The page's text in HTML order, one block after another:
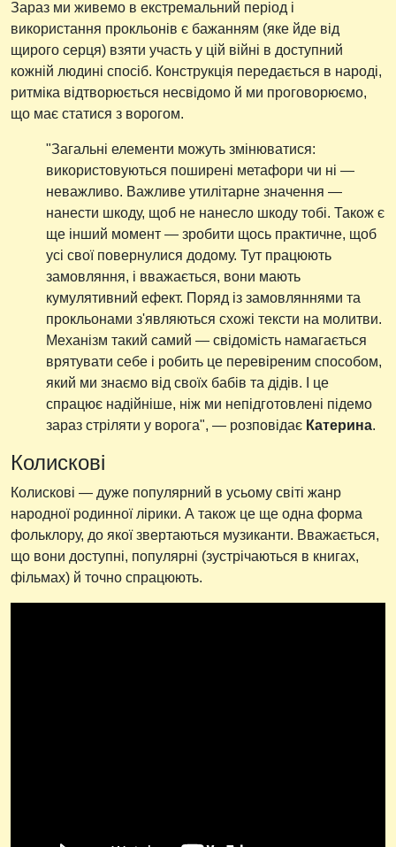
Зараз ми живемо в екстремальний період і
використання прокльонів є бажанням (яке йде від
щирого серця) взяти участь у цій війні в доступний
кожній людині спосіб. Конструкція передається в народі,
ритміка відтворюється несвідомо й ми проговорюємо,
що має статися з ворогом.
"Загальні елементи можуть змінюватися:
використовуються поширені метафори чи ні —
неважливо. Важливе утилітарне значення —
нанести шкоду, щоб не нанесло шкоду тобі. Також є
ще інший момент — зробити щось практичне, щоб
усі свої повернулися додому. Тут працюють
замовляння, і вважається, вони мають
кумулятивний ефект. Поряд із замовляннями та
прокльонами з'являються схожі тексти на молитви.
Механізм такий самий — свідомість намагається
врятувати себе і робить це перевіреним способом,
який ми знаємо від своїх бабів та дідів. І це
спрацює надійніше, ніж ми непідготовлені підемо
зараз стріляти у ворога", — розповідає Катерина.
Колискові
Колискові — дуже популярний в усьому світі жанр
народної родинної лірики. А також це ще одна форма
фольклору, до якої звертаються музиканти. Вважається,
що вони доступні, популярні (зустрічаються в книгах,
фільмах) й точно спрацюють.